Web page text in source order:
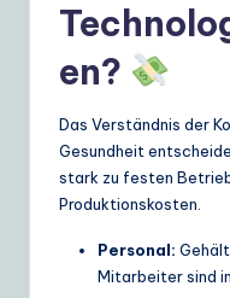
en?
Das Verständnis der
Gesundheit
stark zu festen
Produktionskosten.
Personal:
Mitarbeiter sind